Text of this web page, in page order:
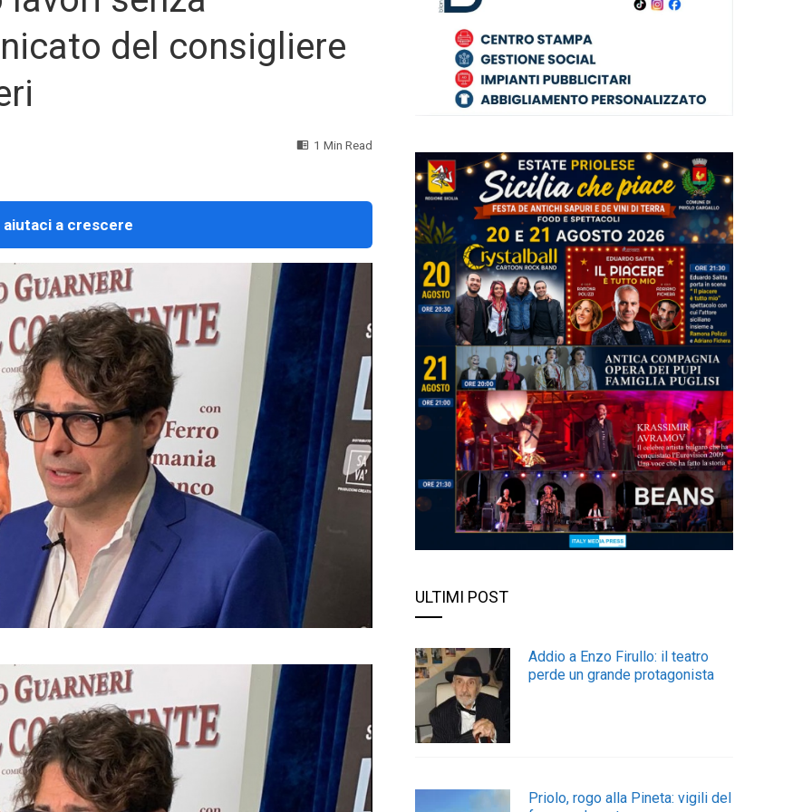
del consigliere
1 Min Read
aiutaci a crescere
ULTIMI POST
Addio a Enzo Firullo: il teatro
perde un grande protagonista
Priolo, rogo alla Pineta: vigili del